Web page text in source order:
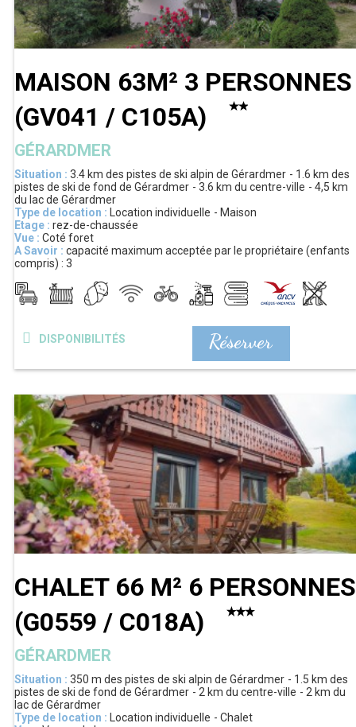
MAISON 63M² 3 PERSONNES
(GV041 / C105A)
GÉRARDMER
Situation : 3.4 km des pistes de ski alpin de Gérardmer 1.6 km des
pistes de ski de fond de Gérardmer
3.6 km du centre-ville
4,5 km
du lac de Gérardmer
Type de location : Location individuelle
Maison
Etage : rez-de-chaussée
Vue : Coté foret
A Savoir : capacité maximum acceptée par le propriétaire (enfants
compris) : 3
Réserver
DISPONIBILITÉS
CHALET 66 M² 6 PERSONNES
(G0559 / C018A)
GÉRARDMER
Situation : 350 m des pistes de ski alpin de Gérardmer 1.5 km des
pistes de ski de fond de Gérardmer
2 km du centre-ville 2 km du
lac de Gérardmer
Type de location : Location individuelle
Chalet